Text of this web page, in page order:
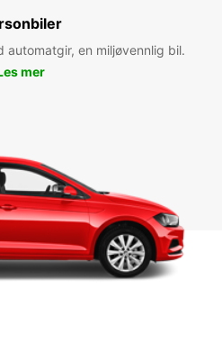
automatgir, en miljøvennlig bil.
mer